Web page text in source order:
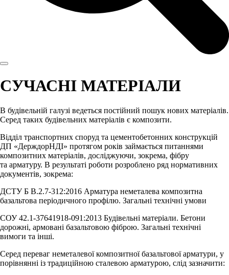
СУЧАСНІ МАТЕРІАЛИ
В будівельній галузі ведеться постійний пошук нових матеріалів.
Серед таких будівельних матеріалів є композити.
Відділ транспортних споруд та цементобетонних конструкцій
ДП «ДерждорНДІ» протягом років займається питаннями
композитних матеріалів, досліджуючи, зокрема, фібру
та арматуру. В результаті роботи розроблено ряд нормативних
документів, зокрема:
ДСТУ Б В.2.7-312:2016 Арматура неметалева композитна
базальтова періодичного профілю. Загальні технічні умови
СОУ 42.1-37641918-091:2013 Будівельні матеріали. Бетони
дорожні, армовані базальтовою фіброю. Загальні технічні
вимоги та інші.
Серед переваг неметалевої композитної базальтової арматури, у
порівнянні із традиційною сталевою арматурою, слід зазначити: